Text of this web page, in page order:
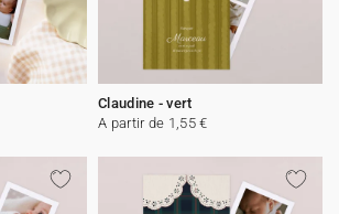
Claudine - vert
A partir de 1,55 €